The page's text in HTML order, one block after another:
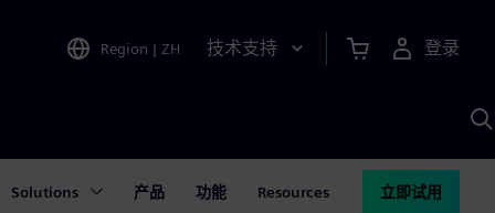
Region | ZH 技术支持 登录
Solutions 产品 功能 Resources 立即试用